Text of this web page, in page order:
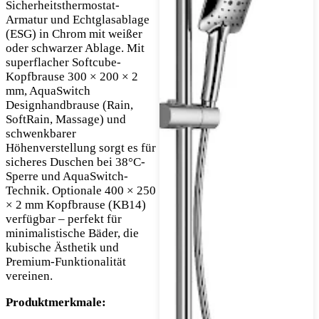
Sicherheitsthermostat-
Armatur und Echtglasablage
(ESG) in Chrom mit weißer
oder schwarzer Ablage. Mit
superflacher Softcube-
Kopfbrause 300 × 200 × 2
mm, AquaSwitch
Designhandbrause (Rain,
SoftRain, Massage) und
schwenkbarer
Höhenverstellung sorgt es für
sicheres Duschen bei 38°C-
Sperre und AquaSwitch-
Technik. Optionale 400 × 250
× 2 mm Kopfbrause (KB14)
verfügbar – perfekt für
minimalistische Bäder, die
kubische Ästhetik und
Premium-Funktionalität
vereinen.
Produktmerkmale: